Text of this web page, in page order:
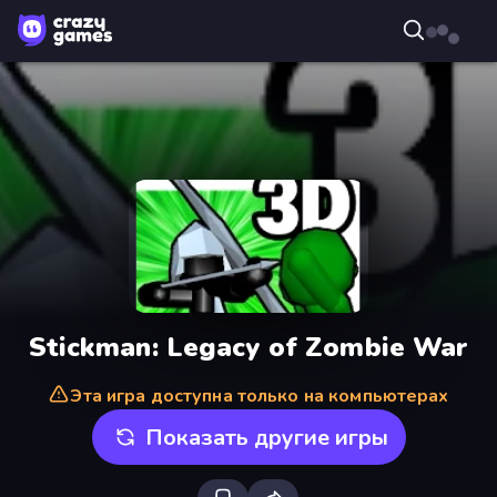
Stickman: Legacy of Zombie War
Эта игра доступна только на компьютерах
Показать другие игры